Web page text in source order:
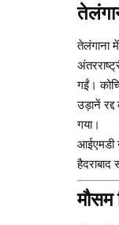
तेलंगाना
गईं।
उड़ानें
गया।
आईएमडी
हैदराबाद
मौसम